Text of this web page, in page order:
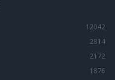
12042
2814
2172
1876